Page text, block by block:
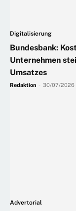
Digitalisierung
Bundesbank:
Unternehmen
Umsatzes
Redaktion 30/07/2026
Advertorial